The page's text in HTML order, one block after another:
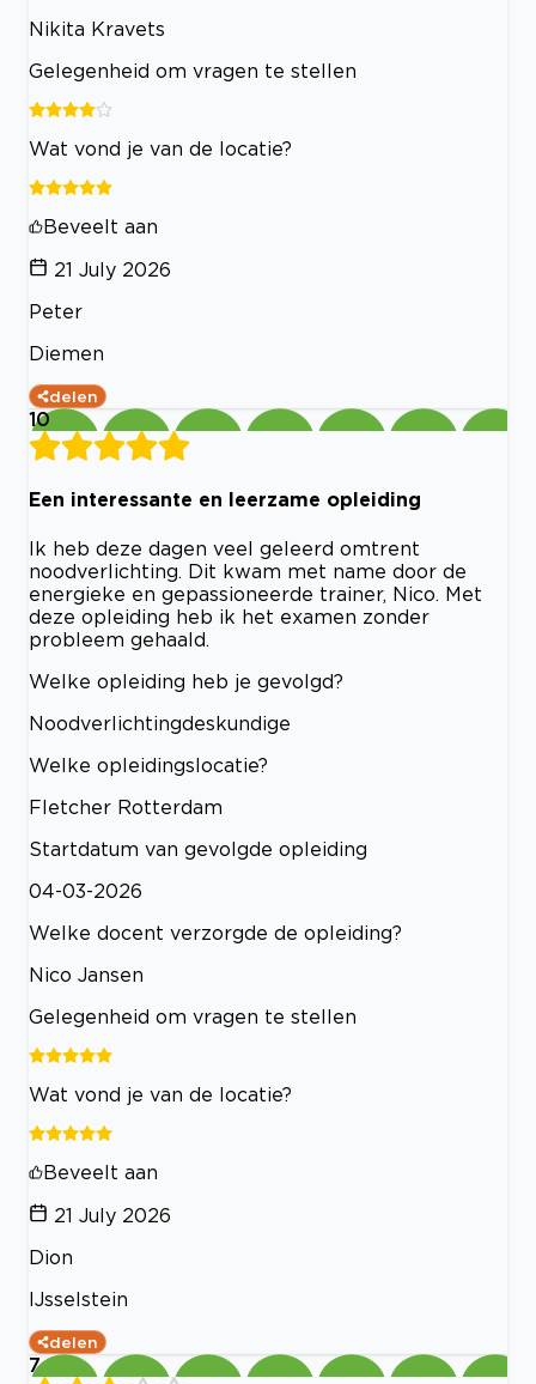
Nikita Kravets
Gelegenheid om vragen te stellen
Wat vond je van de locatie?
Beveelt aan
21 July 2026
Peter
Diemen
delen
10
Een interessante en leerzame opleiding
Ik heb deze dagen veel geleerd omtrent
noodverlichting. Dit kwam met name door de
energieke en gepassioneerde trainer, Nico. Met
deze opleiding heb ik het examen zonder
probleem gehaald.
Welke opleiding heb je gevolgd?
Noodverlichtingdeskundige
Welke opleidingslocatie?
Fletcher Rotterdam
Startdatum van gevolgde opleiding
04-03-2026
Welke docent verzorgde de opleiding?
Nico Jansen
Gelegenheid om vragen te stellen
Wat vond je van de locatie?
Beveelt aan
21 July 2026
Dion
IJsselstein
delen
7